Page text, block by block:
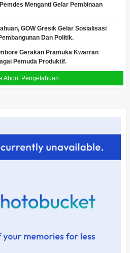
Menganti Gelar Pembinaan
GOW Gresik Gelar Sosialisasi
Dan Politik.
Gerakan Pramuka Kwarran
Pemuda Produktif.
About Pengetahuan